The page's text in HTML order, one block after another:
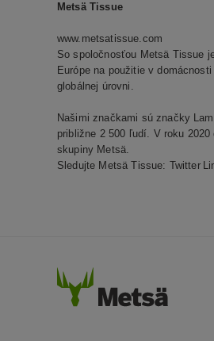
Metsä Tissue
www.metsatissue.com
So spoločnosťou Metsä Tissue
Európe na použitie v
globálnej úrovni.
Našimi značkami sú značky
približne 2 500 ľudí. V roku
skupiny Metsä.
Sledujte Metsä Tissue: Twitter